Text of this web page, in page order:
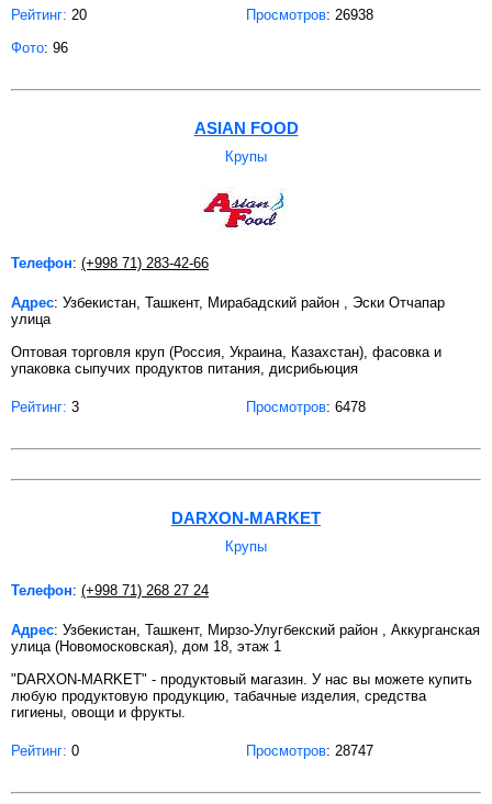
Рейтинг: 20 Просмотров: 26938
Фото: 96
ASIAN FOOD
Крупы
Телефон: (+998 71) 283-42-66
Адрес: Узбекистан, Ташкент, Мирабадский район , Эски Отчапар
улица
Оптовая торговля круп (Россия, Украина, Казахстан), фасовка и
упаковка сыпучих продуктов питания, дисрибьюция
Рейтинг: 3 Просмотров: 6478
DARXON-MARKET
Крупы
Телефон: (+998 71) 268 27 24
Адрес: Узбекистан, Ташкент, Мирзо-Улугбекский район , Аккурганская
улица (Новомосковская), дом 18, этаж 1
"DARXON-MARKET" - продуктовый магазин. У нас вы можете купить
любую продуктовую продукцию, табачные изделия, средства
гигиены, овощи и фрукты.
Рейтинг: 0 Просмотров: 28747